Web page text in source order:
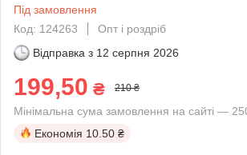
Під замовлення
Код: 124263
Опт і роздріб
Відправка з 12 серпня 2026
199,50 ₴ 210 ₴
Мінімальна сума замовлення на сайті —
Економія 10.50 ₴